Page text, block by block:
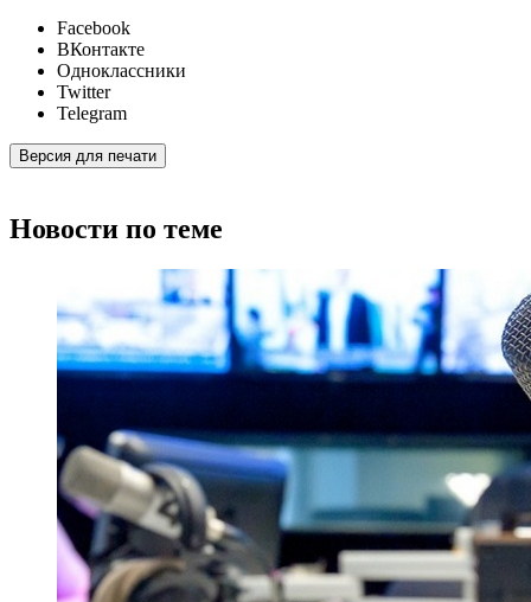
Facebook
ВКонтакте
Одноклассники
Twitter
Telegram
Версия для печати
Новости по теме